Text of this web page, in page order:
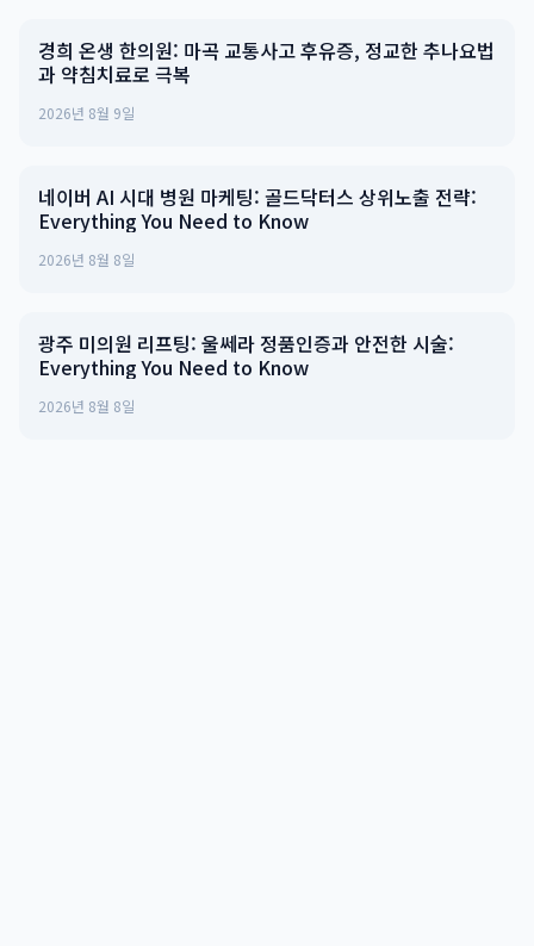
경희 온생 한의원: 마곡 교통사고 후유증, 정교한 추나요법
과 약침치료로 극복
2026년 8월 9일
네이버 AI 시대 병원 마케팅: 골드닥터스 상위노출 전략:
Everything You Need to Know
2026년 8월 8일
광주 미의원 리프팅: 울쎄라 정품인증과 안전한 시술:
Everything You Need to Know
2026년 8월 8일